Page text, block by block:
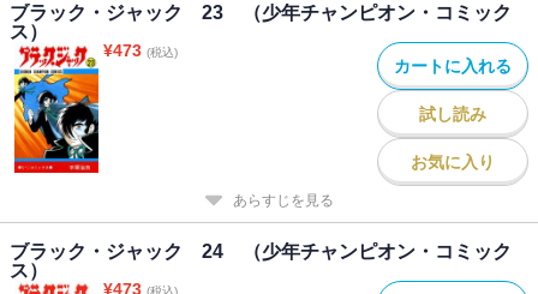
ブラック・ジャック 23 （少年チャンピオン・コミック
ス）
¥473 (税込)
カートに入れる
試し読み
お気に入り
あらすじを見る
ブラック・ジャック 24 （少年チャンピオン・コミック
ス）
¥473 (税込)